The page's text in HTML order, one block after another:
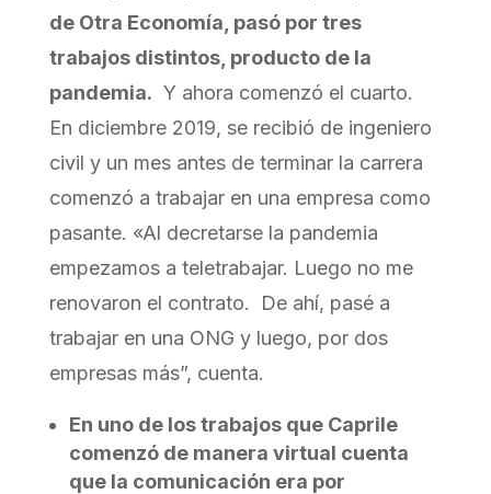
de Otra Economía, pasó por tres
trabajos distintos, producto de la
pandemia. Y ahora comenzó el cuarto.
En diciembre 2019, se recibió de ingeniero
civil y un mes antes de terminar la carrera
comenzó a trabajar en una empresa como
pasante. «Al decretarse la pandemia
empezamos a teletrabajar. Luego no me
renovaron el contrato. De ahí, pasé a
trabajar en una ONG y luego, por dos
empresas más”, cuenta.
En uno de los trabajos que Caprile
comenzó de manera virtual cuenta
que la comunicación era por